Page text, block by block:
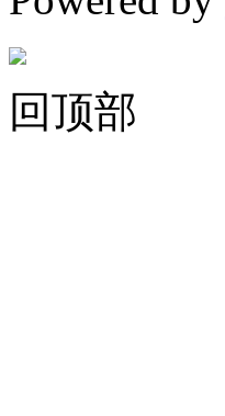
回顶部